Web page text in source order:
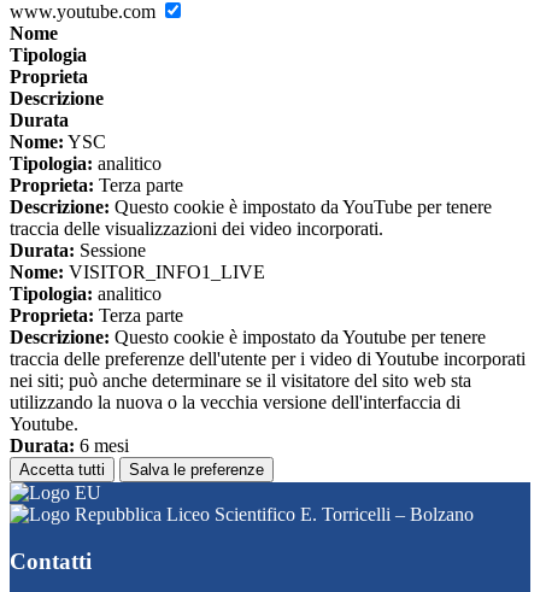
www.youtube.com
Nome
Tipologia
Proprieta
Descrizione
Durata
Nome: YSC
Tipologia: analitico
Proprieta: Terza parte
Descrizione: Questo cookie è impostato da YouTube per tenere
traccia delle visualizzazioni dei video incorporati.
Durata: Sessione
Nome: VISITOR_INFO1_LIVE
Tipologia: analitico
Proprieta: Terza parte
Descrizione: Questo cookie è impostato da Youtube per tenere
traccia delle preferenze dell'utente per i video di Youtube incorporati
nei siti; può anche determinare se il visitatore del sito web sta
utilizzando la nuova o la vecchia versione dell'interfaccia di
Youtube.
Durata: 6 mesi
Accetta tutti Salva le preferenze
Liceo Scientifico E. Torricelli – Bolzano
Contatti